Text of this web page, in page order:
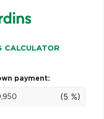
CALCULATOR
payment:
(5 %)